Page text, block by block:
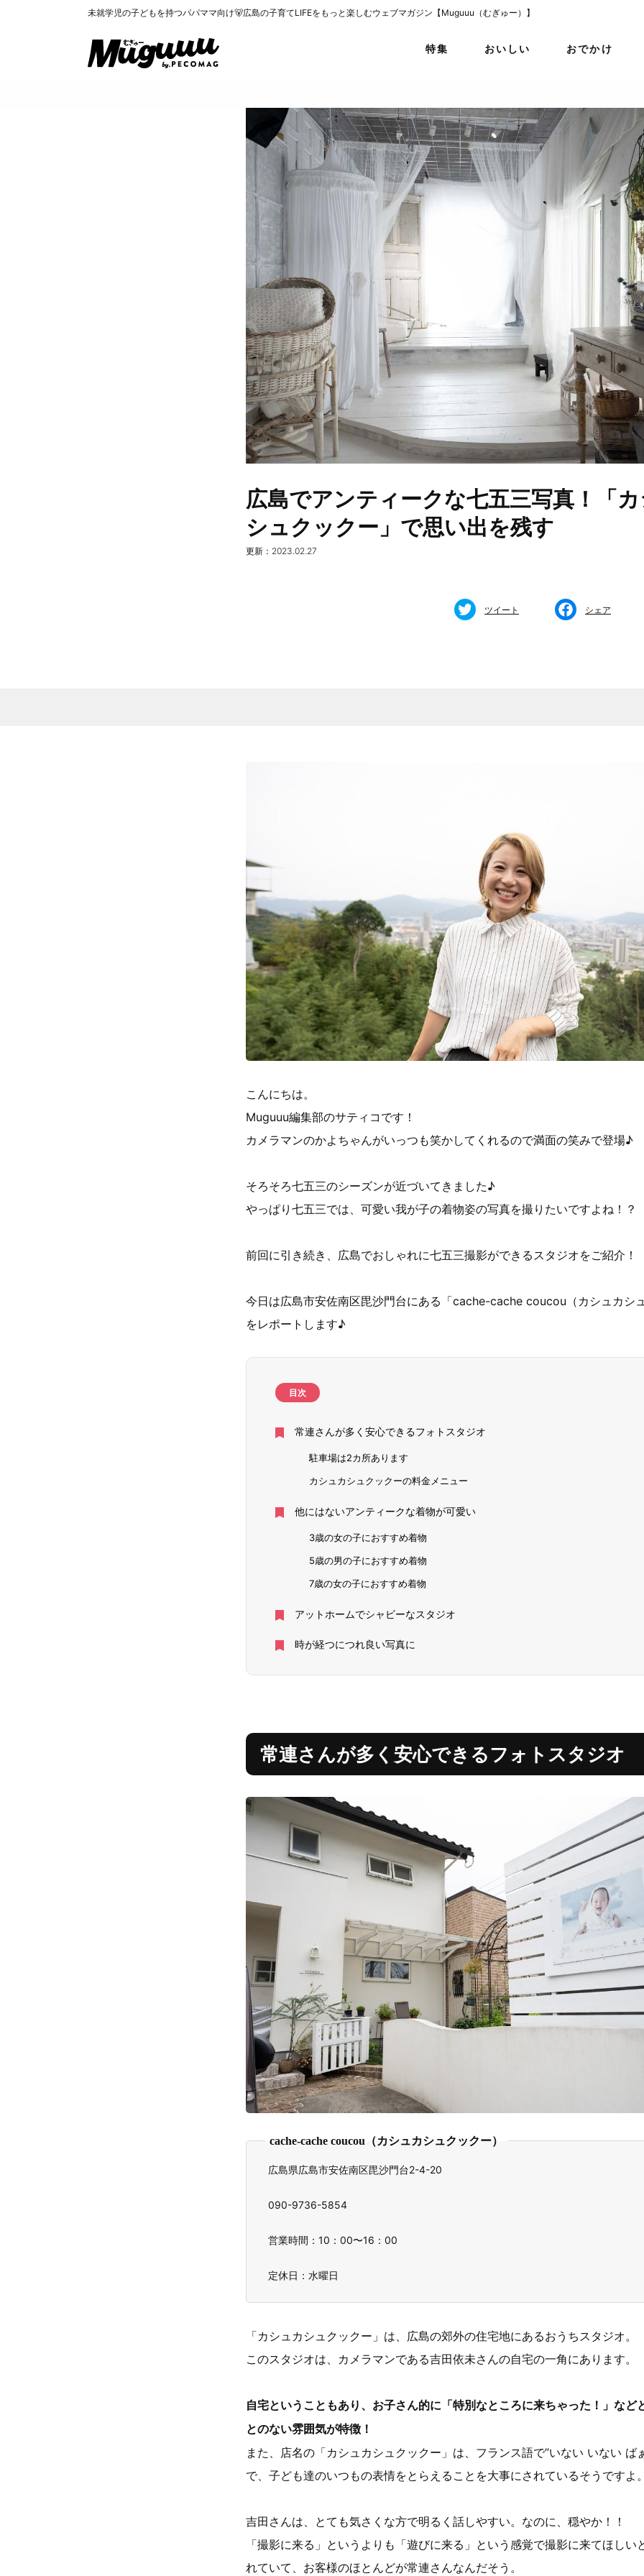
未就学児の子どもを持つパパママ向け🐻広島の子育てLIFEをもっと楽しむウェブマガジン【Muguuu（むぎゅー）】
特集 おいしい おでかけ
広島でアンティークな七五三写真！「
シュクックー」で思い出を残す
更新：2023.02.27
ツイート シェア
こんにちは。
Muguuu編集部のサティコです！
カメラマンのかよちゃんがいっつも笑かしてくれるので満面の笑みで登場♪
そろそろ七五三のシーズンが近づいてきました♪
やっぱり七五三では、可愛い我が子の着物姿の写真を撮りたいですよね！？
前回に引き続き、広島でおしゃれに七五三撮影ができるスタジオをご紹介！
今日は広島市安佐南区毘沙門台にある「cache-cache coucou（カシュカシ
をレポートします♪
目次
常連さんが多く安心できるフォトスタジオ
駐車場は2カ所あります
カシュカシュクックーの料金メニュー
他にはないアンティークな着物が可愛い
3歳の女の子におすすめ着物
5歳の男の子におすすめ着物
7歳の女の子におすすめ着物
アットホームでシャビーなスタジオ
時が経つにつれ良い写真に
常連さんが多く安心できるフォトスタジオ
cache-cache coucou（カシュカシュクックー）
広島県広島市安佐南区毘沙門台2-4-20
090-9736-5854
営業時間：10：00〜16：00
定休日：水曜日
「カシュカシュクックー」は、広島の郊外の住宅地にあるおうちスタジオ。
このスタジオは、カメラマンである吉田依未さんの自宅の一角にあります。
自宅ということもあり、お子さん的に「特別なところに来ちゃった！」など
とのない雰囲気が特徴！
また、店名の「カシュカシュクックー」は、フランス語で”いない いない ば
で、子ども達のいつもの表情をとらえることを大事にされているそうですよ。
吉田さんは、とても気さくな方で明るく話しやすい。なのに、穏やか！！
「撮影に来る」というよりも「遊びに来る」という感覚で撮影に来てほしい
れていて、お客様のほとんどが常連さんなんだそう。